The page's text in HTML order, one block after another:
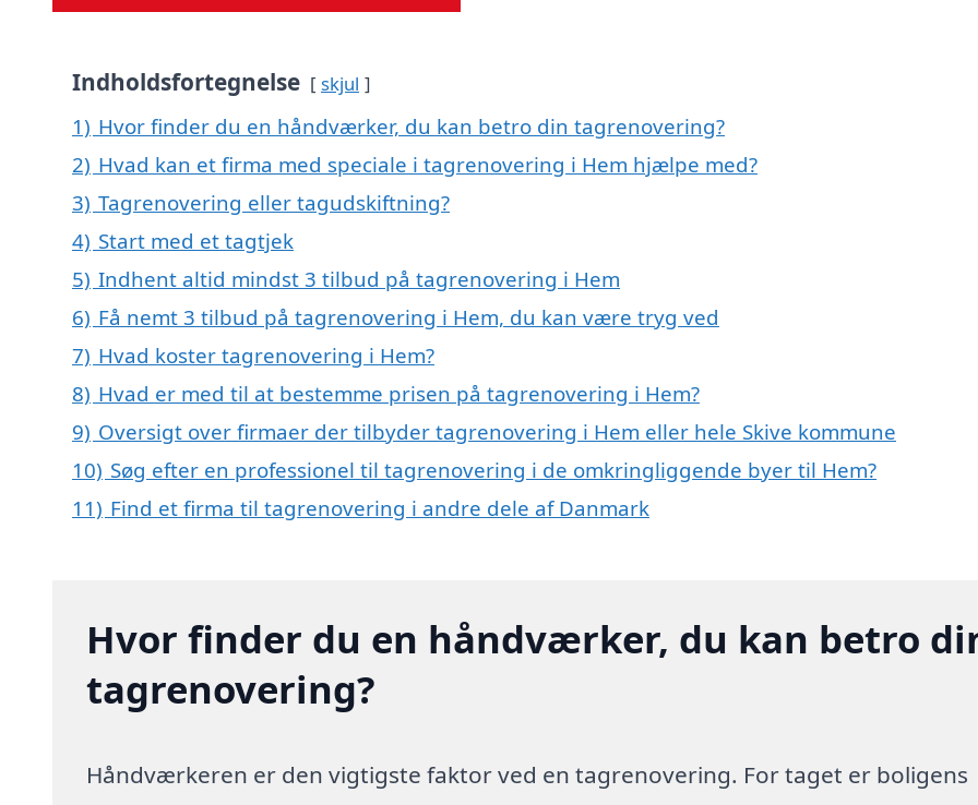
Indholdsfortegnelse skjul
1) Hvor finder du en håndværker, du kan betro din tagrenovering?
2) Hvad kan et firma med speciale i tagrenovering i Hem hjælpe med?
3) Tagrenovering eller tagudskiftning?
4) Start med et tagtjek
5) Indhent altid mindst 3 tilbud på tagrenovering i Hem
6) Få nemt 3 tilbud på tagrenovering i Hem, du kan være tryg ved
7) Hvad koster tagrenovering i Hem?
8) Hvad er med til at bestemme prisen på tagrenovering i Hem?
9) Oversigt over firmaer der tilbyder tagrenovering i Hem eller hele Skive kommune
10) Søg efter en professionel til tagrenovering i de omkringliggende byer til Hem?
11) Find et firma til tagrenovering i andre dele af Danmark
Hvor finder du en håndværker, du kan betro
tagrenovering?
Håndværkeren er den vigtigste faktor ved en tagrenovering. For taget er boligens